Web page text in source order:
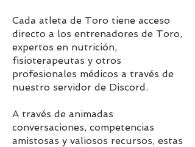
Cada atleta de Toro tiene acceso
directo a los entrenadores de Toro,
expertos en nutrición,
fisioterapeutas y otros
profesionales médicos a través de
nuestro servidor de Discord.
A través de animadas
conversaciones, competencias
amistosas y valiosos recursos, estas